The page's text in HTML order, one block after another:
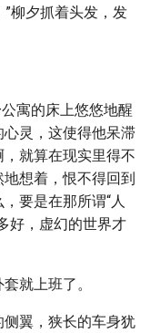
柳夕抓着头发，发
寓的床上悠悠地醒
灵，这使得他呆滞
就算在现实里得不
想着，恨不得回到
要是在那所谓“人
好，虚幻的世界才
就上班了。
翼，狭长的车身犹